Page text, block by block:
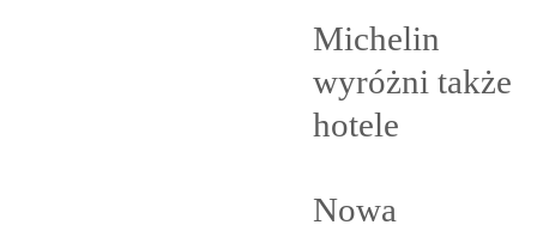
Michelin
wyróżni także
hotele
Nowa